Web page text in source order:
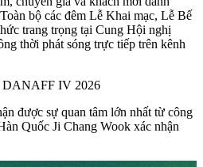
bộ các đêm Lễ Khai mạc, Lễ Bế
trang trọng tại Cung Hội nghị
thời phát sóng trực tiếp trên kênh
DANAFF IV 2026
được sự quan tâm lớn nhất từ công
Quốc Ji Chang Wook xác nhận